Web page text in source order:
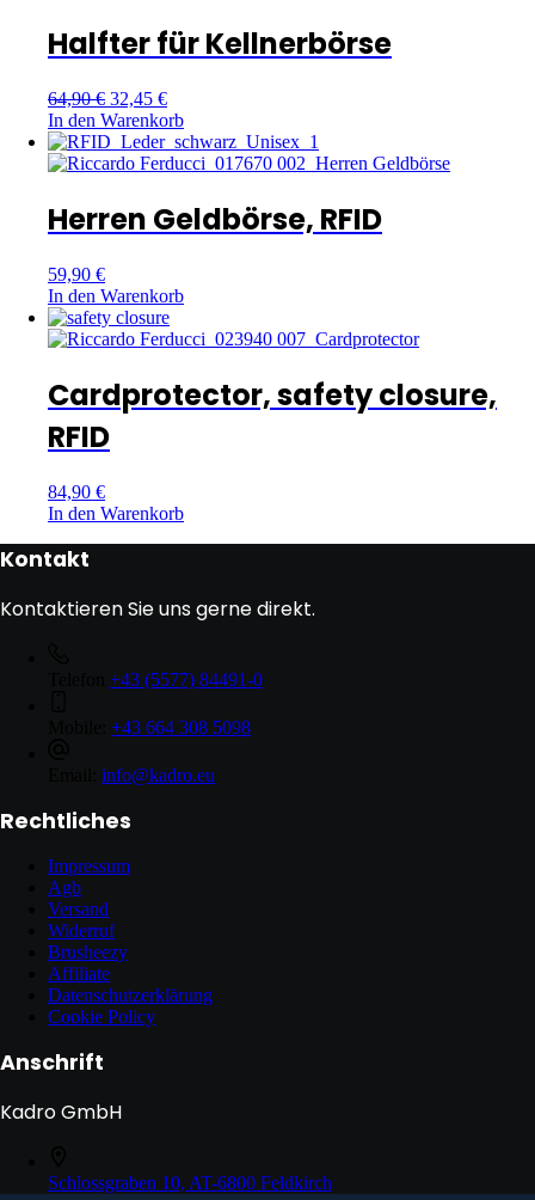
Halfter für Kellnerbörse
64,90€ 32,45 €
In den Warenkorb
Herren Geldbörse, RFID
59,90 €
In den Warenkorb
Cardprotector, safety closure,
RFID
84,90 €
In den Warenkorb
Kontakt
Kontaktieren Sie uns gerne direkt.
+43 (5577) 84491-0
+43 664 308 5098
info@kadro.eu
Rechtliches
Impressum
Agb
Versand
Widerruf
Brusheezy
Affiliate
Datenschutzerklärung
Cookie Policy
Anschrift
Kadro GmbH
Schlossgraben 10, AT-6800 Feldkirch